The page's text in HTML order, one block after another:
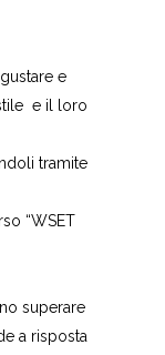
e
e il loro
tramite
“WSET
superare
a risposta